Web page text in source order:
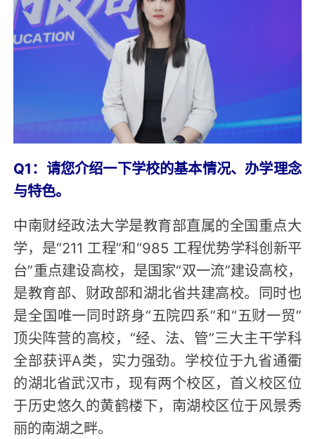
Q1：请您介绍一下学校的基本情况、办学理念
与特色。
中南财经政法大学是教育部直属的全国重点大
学，是“211 工程”和“985 工程优势学科创新平
台”重点建设高校，是国家“双一流”建设高校，
是教育部、财政部和湖北省共建高校。同时也
是全国唯一同时跻身“五院四系”和“五财一贸”
顶尖阵营的高校，“经、法、管”三大主干学科
全部获评A类，实力强劲。学校位于九省通衢
的湖北省武汉市，现有两个校区，首义校区位
于历史悠久的黄鹤楼下，南湖校区位于风景秀
丽的南湖之畔。